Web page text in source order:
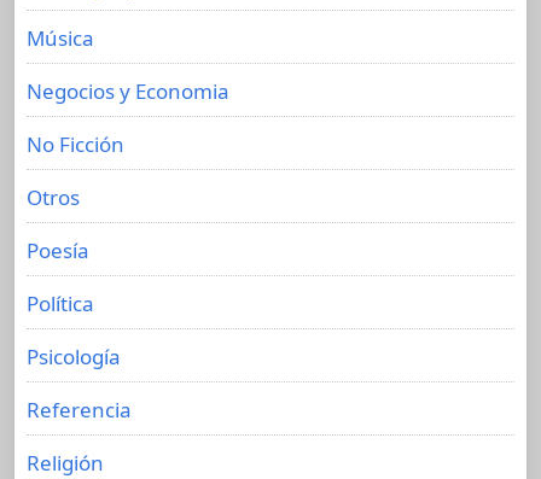
Música
Negocios y Economia
No Ficción
Otros
Poesía
Política
Psicología
Referencia
Religión